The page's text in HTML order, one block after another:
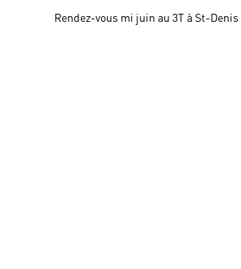
Rendez-vous mi juin au 3T à St-